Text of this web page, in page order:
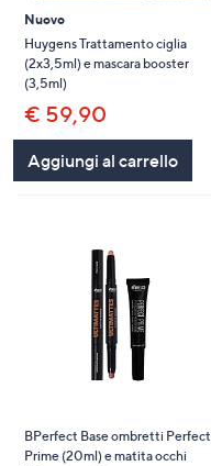
Nuovo
Huygens Trattamento ciglia
(2x3,5ml) e mascara booster
(3,5ml)
€ 59,90
Aggiungi al carrello
BPerfect Base ombretti Perfect
Prime (20ml) e matita occhi